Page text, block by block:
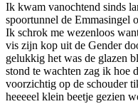
Ik kwam vanochtend sinds
spoortunnel de Emmasingel
Ik schrok me wezenloos
vis zijn kop uit de Gender
gelukkig het was de glazen
stond te wachten zag ik hoe
voorzichtig op de schouder
heeeeel klein beetje gezien